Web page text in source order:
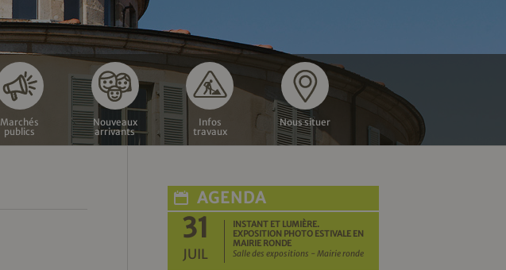
Marchés
publics
Nouveaux
arrivants
Infos
travaux
Nous situer
AGENDA
31
JUIL
INSTANT ET LUMIÈRE.
EXPOSITION PHOTO ESTIVALE EN
MAIRIE RONDE
Salle des expositions - Mairie ronde